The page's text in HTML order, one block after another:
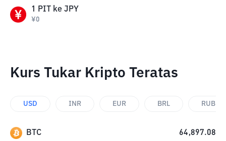
1 PIT ke JPY
¥0
Kurs Tukar Kripto Teratas
USD INR EUR BRL RUB
BTC 64,897.08